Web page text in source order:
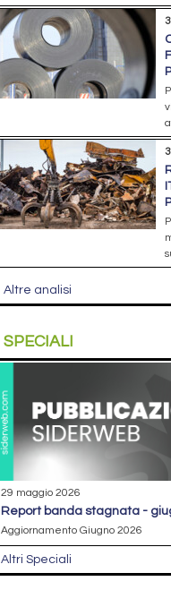
Altre analisi
SPECIALI
29 maggio 2026
report banda stagnata -
Aggiornamento Giugno 2026
Altri Speciali